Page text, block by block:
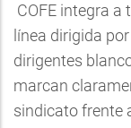
COFE integra a
línea dirigida
dirigentes
marcan
sindicato frente